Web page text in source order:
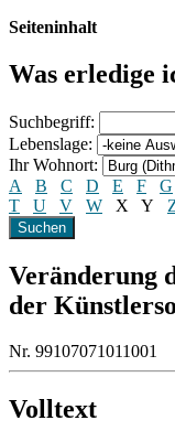
Seiteninhalt
Was erledige
Suchbegriff:
Lebenslage:
Ihr Wohnort:
A
B C D E F G
T
U V W X Y
Veränderung
der
Nr. 99107071011001
Volltext